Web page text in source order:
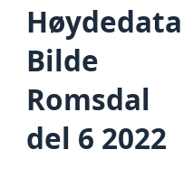
Høydedata
Bilde
Romsdal
del 6 2022